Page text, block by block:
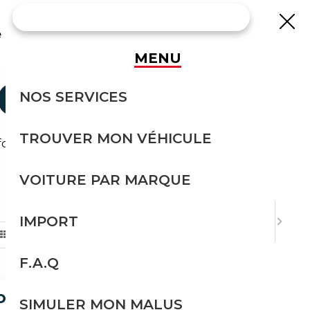
avec Courtage Auto.
TRIER PAR
ORIGINEEL 1E EIGENAAR
MENU
NOS SERVICES
TROUVER MON VÉHICULE
VOITURE PAR MARQUE
IMPORT
F.A.Q
SIMULER MON MALUS